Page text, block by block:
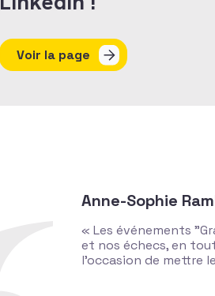
Voir la page
Anne-Sophie
« Les événements
et nos échecs, en
l’occasion de mettre